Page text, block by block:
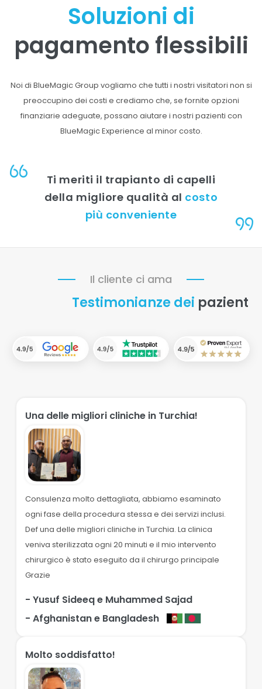
Soluzioni di
pagamento flessibili
Noi di BlueMagic Group vogliamo che tutti i nostri visitatori non si
preoccupino dei costi e crediamo che, se fornite opzioni
finanziarie adeguate, possano aiutare i nostri pazienti con
BlueMagic Experience al minor costo.
Ti meriti il trapianto di capelli
della migliore qualità al costo
più conveniente
Il cliente ci ama
Testimonianze dei pazient
Una delle migliori cliniche in Turchia!
Consulenza molto dettagliata, abbiamo esaminato
ogni fase della procedura stessa e dei servizi inclusi.
Def una delle migliori cliniche in Turchia. La clinica
veniva sterilizzata ogni 20 minuti e il mio intervento
chirurgico è stato eseguito da il chirurgo principale
Grazie
- Yusuf Sideeq e Muhammed Sajad
- Afghanistan e Bangladesh
Molto soddisfatto!